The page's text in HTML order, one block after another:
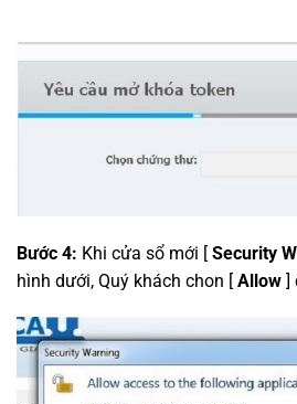
Bước 4: Khi cửa sổ mới [Security
hình dưới, Quý khách chon [Allow ]